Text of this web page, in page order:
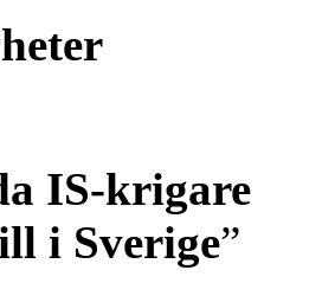
IS-krigare
i Sverige”